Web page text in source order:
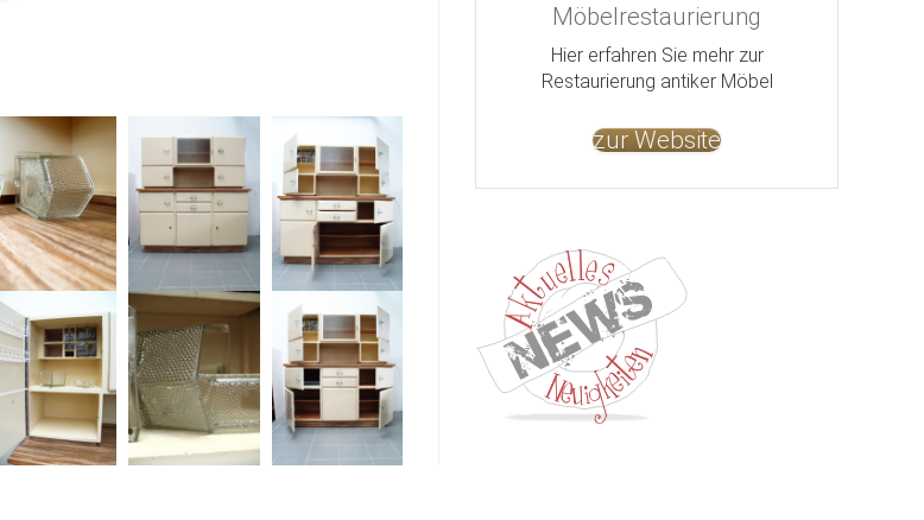
Möbelrestaurierung
Hier erfahren Sie mehr zur
Restaurierung antiker Möbel
zur Website